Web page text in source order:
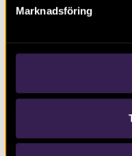
Marknadsföring
RAPPORT 2021:3
Sökschakt i